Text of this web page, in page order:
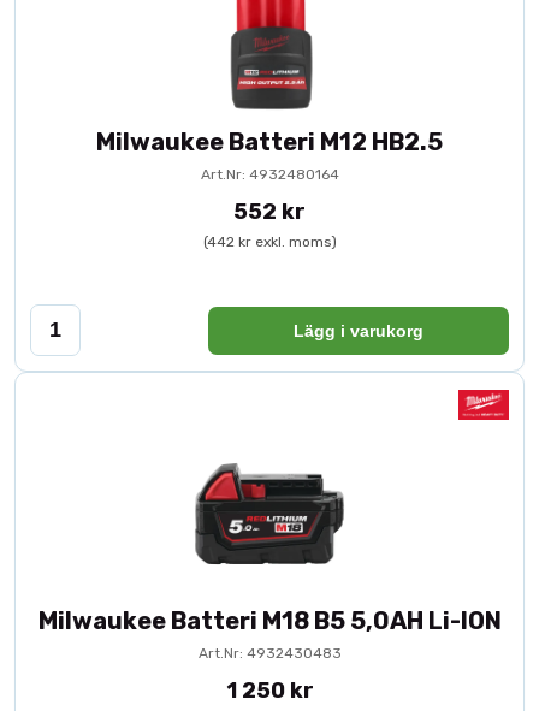
Milwaukee Batteri M12 HB2.5
Art.Nr: 4932480164
552 kr
(442 kr exkl. moms)
Lägg i varukorg
Milwaukee Batteri M18 B5 5,0AH Li-ION
Art.Nr: 4932430483
1 250 kr